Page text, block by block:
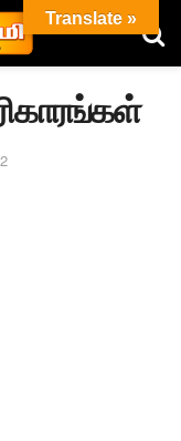
Translate »